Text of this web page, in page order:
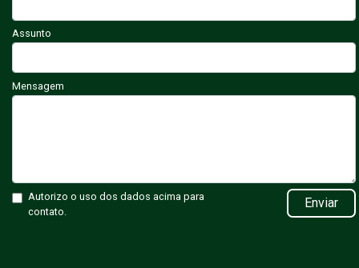
Assunto
Mensagem
Autorizo o uso dos dados acima para
contato.
Enviar